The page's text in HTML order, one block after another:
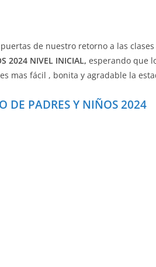
de nuestro retorno a las
2024 NIVEL INICIAL, esperando que
mas fácil , bonita y agradable la
DE PADRES Y NIÑOS 2024